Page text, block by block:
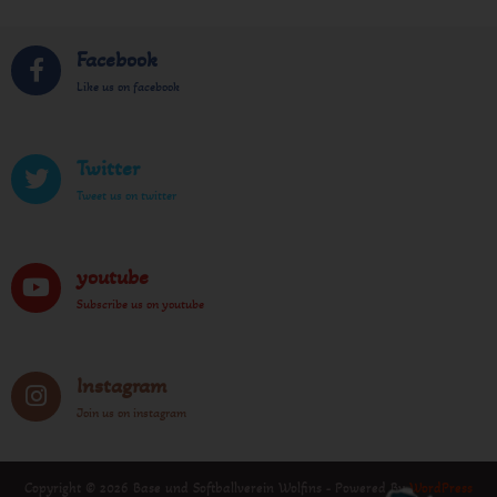
Facebook
Like us on facebook
Twitter
Tweet us on twitter
youtube
Subscribe us on youtube
Instagram
Join us on instagram
Copyright © 2026 Base und Softballverein Wolfins - Powered ByWordPress